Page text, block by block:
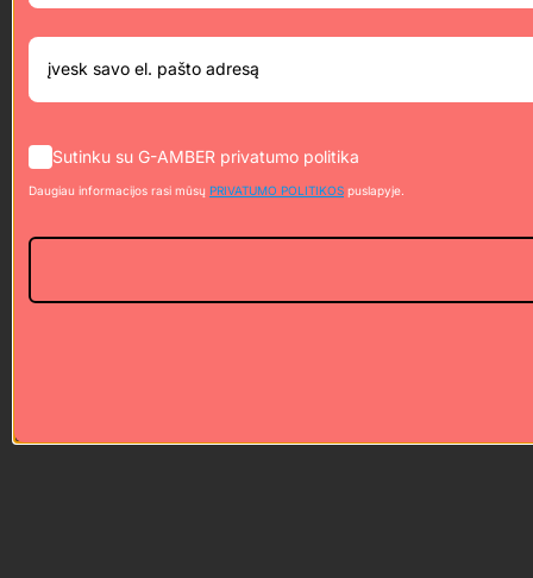
Sutinku su G-AMBER privatumo politika
Daugiau informacijos rasi mūsų PRIVATUMO POLITIKOS puslapyje.